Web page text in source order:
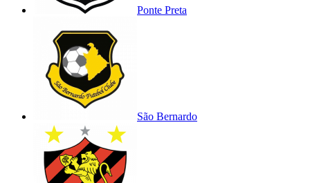
Ponte Preta
São Bernardo